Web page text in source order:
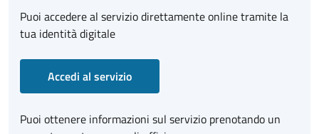
Puoi accedere al servizio direttamente online tramite la
tua identità digitale
Accedi al servizio
Puoi ottenere informazioni sul servizio prenotando un